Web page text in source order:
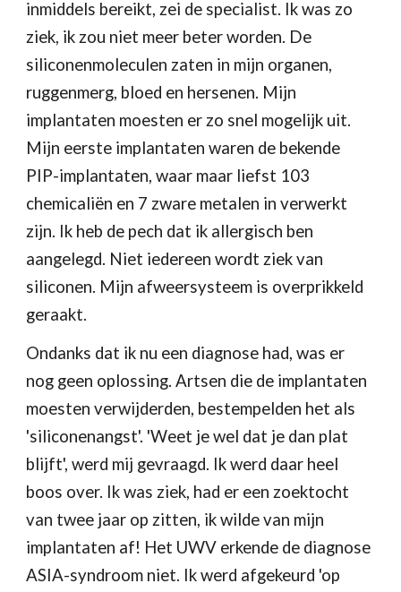
inmiddels bereikt, zei de specialist. Ik was zo
ziek, ik zou niet meer beter worden. De
siliconenmoleculen zaten in mijn organen,
ruggenmerg, bloed en hersenen. Mijn
implantaten moesten er zo snel mogelijk uit.
Mijn eerste implantaten waren de bekende
PIP-implantaten, waar maar liefst 103
chemicaliën en 7 zware metalen in verwerkt
zijn. Ik heb de pech dat ik allergisch ben
aangelegd. Niet iedereen wordt ziek van
siliconen. Mijn afweersysteem is overprikkeld
geraakt.
Ondanks dat ik nu een diagnose had, was er
nog geen oplossing. Artsen die de implantaten
moesten verwijderden, bestempelden het als
'siliconenangst'. 'Weet je wel dat je dan plat
blijft', werd mij gevraagd. Ik werd daar heel
boos over. Ik was ziek, had er een zoektocht
van twee jaar op zitten, ik wilde van mijn
implantaten af! Het UWV erkende de diagnose
ASIA-syndroom niet. Ik werd afgekeurd 'op